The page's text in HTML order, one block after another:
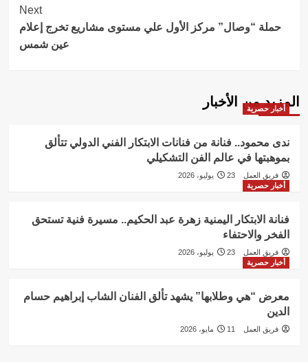
Next
حملة “وصال” مركز الأول علي مستوى مشاريع تخرج إعلام
عين شمس
المزيد من الأخبار
أخبار حصرية
ندى محمود.. فنانة من فنانات الابتكار الفني الدولي تتألق
بموهبتها في عالم الفن التشكيلي
فريق العمل
23 يوليو، 2026
أخبار حصرية
فنانة الابتكار اليمنية زهرة عبد الحكيم.. مسيرة فنية تستحق
الفخر والاحتفاء
فريق العمل
23 يوليو، 2026
أخبار حصرية
معرض “هي وطلابها” يشهد تألق الفنان الشاب إبراهيم حسام
الدين
فريق العمل 11 مايو، 2026